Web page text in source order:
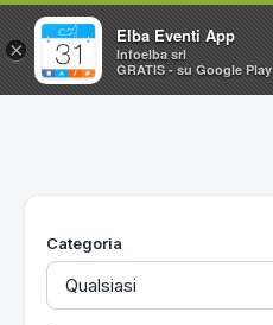
Home
Utilità
Categoria
×
Elba Eventi App
Infoelba srl
GRATIS - su Google Play